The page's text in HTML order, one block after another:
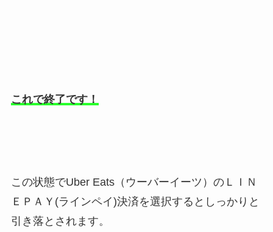
これで終了です！
この状態でUber Eats（ウーバーイーツ）のＬＩＮ
ＥＰＡＹ(ラインペイ)決済を選択するとしっかりと
引き落とされます。